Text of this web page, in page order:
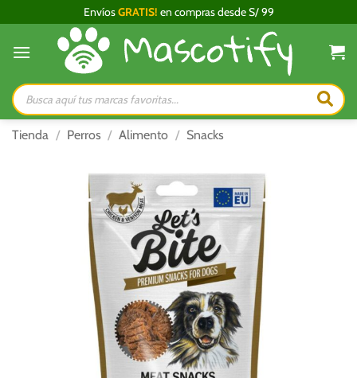
al
contenido
EnvíosGRATIS! en compras desde S/ 99
Búsqueda
de
productos
Tienda / Perros / Alimento / Snacks